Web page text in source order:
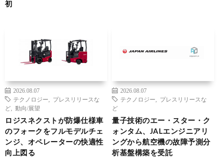
初
2026.08.07
テクノロジー
プレスリリースな
ど
動向/展望
ロジスネクストが防爆仕様車
のフォークをフルモデルチェ
ンジ、オペレーターの快適性
向上図る
2026.08.07
テクノロジー
プレスリリースな
ど
量子技術のエー・スター・ク
ォンタム、JALエンジニアリ
ングから航空機の故障予測分
析基盤構築を受託